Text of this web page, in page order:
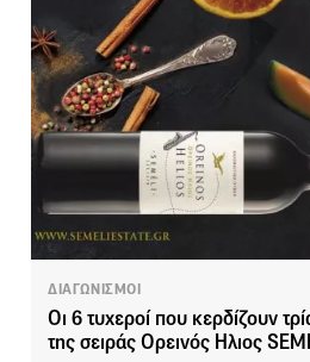
ΔΙΑΓΩΝΙΣΜΟΙ
Οι 6 τυχεροί που κερδίζουν
της σειράς Ορεινός Ηλιος